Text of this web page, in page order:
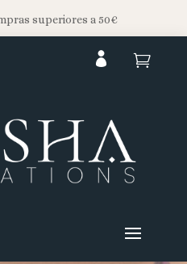
superiores a 50€

